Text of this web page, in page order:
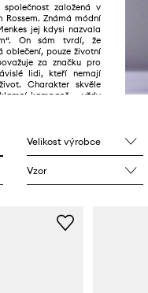
založená v
Rossem. Známá módní
jej kdysi nazvala
On sám tvrdí, že
oblečení, pouze životní
za značku pro
lidi, kteří nemají
Charakter skvěle
kampaně – vždy
Velikost výrobce
Vzor